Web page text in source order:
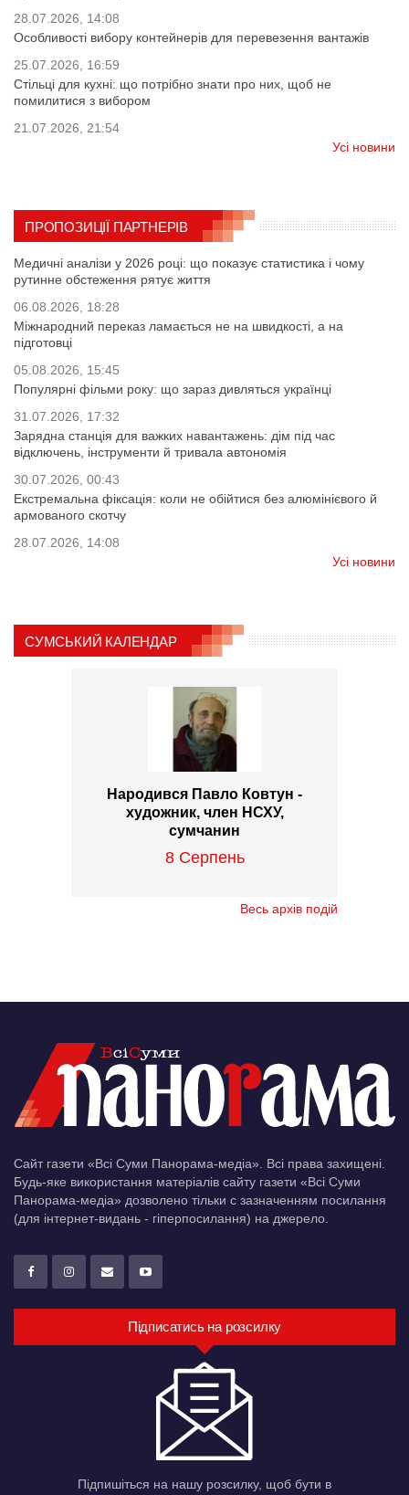
28.07.2026, 14:08
Особливості вибору контейнерів для перевезення вантажів
25.07.2026, 16:59
Стільці для кухні: що потрібно знати про них, щоб не
помилитися з вибором
21.07.2026, 21:54
Усі новини
ПРОПОЗИЦІЇ ПАРТНЕРІВ
Медичні аналізи у 2026 році: що показує статистика і чому
рутинне обстеження рятує життя
06.08.2026, 18:28
Міжнародний переказ ламається не на швидкості, а на
підготовці
05.08.2026, 15:45
Популярні фільми року: що зараз дивляться українці
31.07.2026, 17:32
Зарядна станція для важких навантажень: дім під час
відключень, інструменти й тривала автономія
30.07.2026, 00:43
Екстремальна фіксація: коли не обійтися без алюмінієвого й
армованого скотчу
28.07.2026, 14:08
Усі новини
СУМСЬКИЙ КАЛЕНДАР
Народився Павло Ковтун -
художник, член НСХУ,
сумчанин
8 Серпень
Весь архів подій
Сайт газети «Всі Суми Панорама-медіа». Всі права захищені.
Будь-яке використання матеріалів сайту газети «Всі Суми
Панорама-медіа» дозволено тільки c зазначенням посилання
(для інтернет-видань - гіперпосилання) на джерело.
Підписатись на розсилку
Підпишіться на нашу розсилку, щоб бути в